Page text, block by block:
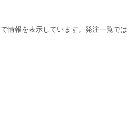
報を表示しています。発注一覧で